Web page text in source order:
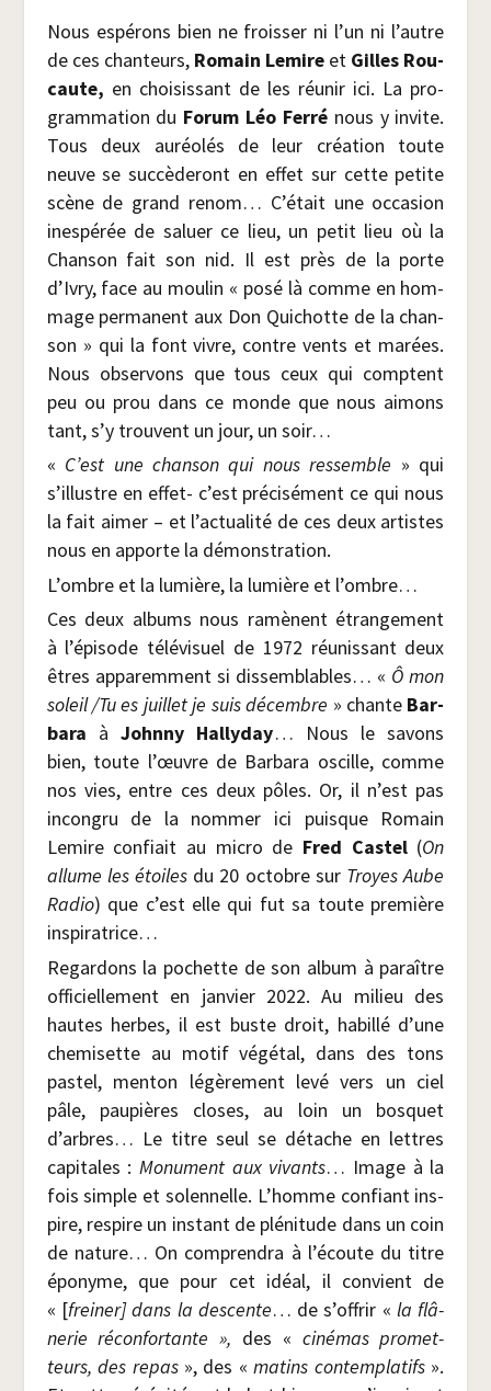
Nous espé­rons bien ne frois­ser ni l’un ni l’autre
de ces chan­teurs,Romain Lemire et Gilles Rou­
caute, en choi­sis­sant de les réunir ici. La pro­
gram­ma­tion du Forum Léo Fer­rénous y invite.
Tous deux auréo­lés de leur créa­tion toute
neuve se suc­cè­de­ront en effet sur cette petite
scène de grand renom… C’était une occa­sion
ines­pé­rée de saluer ce lieu, un petit lieu où la
Chan­son fait son nid. Il est près de la porte
d’Ivry, face au mou­lin « posé là comme en hom­
mage per­ma­nent aux Don Qui­chotte de la chan­
son » qui la font vivre, contre vents et marées.
Nous obser­vons que tous ceux qui comptent
peu ou prou dans ce monde que nous aimons
tant, s’y trouvent un jour, un soir…
« C’est une chan­son qui nous res­semble » qui
s’illustre en effet- c’est pré­ci­sé­ment ce qui nous
la fait aimer – et l’actualité de ces deux artistes
nous en apporte la démonstration.
L’ombre et la lumière, la lumière et l’ombre…
Ces deux albums nous ramènent étran­ge­ment
à l’épisode télé­vi­suel de 1972 réunis­sant deux
êtres appa­rem­ment si dis­sem­blables… « Ô mon
soleil /​Tu es juillet je suis décembre » chante Bar­
ba­ra àJohn­ny Hal­ly­day… Nous le savons
bien, toute l’œuvre de Bar­ba­ra oscille, comme
nos vies, entre ces deux pôles. Or, il n’est pas
incon­gru de la nom­mer ici puisque Romain
Lemire confiait au micro de Fred Cas­tel(On
allume les étoiles du 20 octobre sur Troyes Aube
Radio) que c’est elle qui fut sa toute pre­mière
inspiratrice…
Regar­dons la pochette de son album à paraître
offi­ciel­le­ment en jan­vier 2022. Au milieu des
hautes herbes, il est buste droit, habillé d’une
che­mi­sette au motif végé­tal, dans des tons
pas­tel, men­ton légè­re­ment levé vers un ciel
pâle, pau­pières closes, au loin un bos­quet
d’arbres… Le titre seul se détache en lettres
capi­tales : Monu­ment aux vivants… Image à la
fois simple et solen­nelle. L’homme confiant ins­
pire, res­pire un ins­tant de plé­ni­tude dans un coin
de nature… On com­pren­dra à l’écoute du titre
épo­nyme, que pour cet idéal, il convient de
« [frei­ner] dans la des­cente… de s’offrir «la flâ­
ne­rie récon­for­tante », des « ciné­mas pro­met­
teurs, des repas», des «matins contem­pla­tifs».